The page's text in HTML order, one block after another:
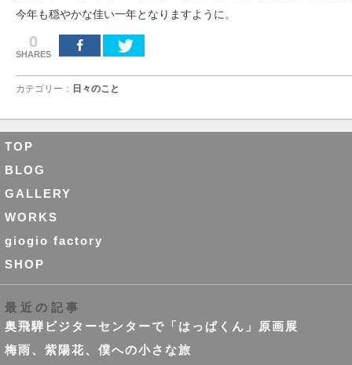
今年も穏やかな佳い一年となりますように。
0
SHARES
カテゴリー： 日々のこと
TOP
BLOG
GALLERY
WORKS
giogio factory
SHOP
最近の記事
奥飛騨ビジターセンターで「はっぱくん」原画展
梅雨、紫陽花、僕への小さな旅